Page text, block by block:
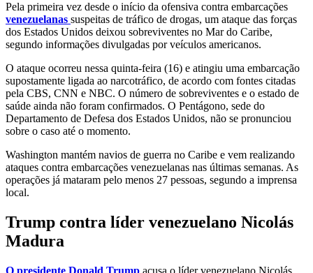
Pela primeira vez desde o início da ofensiva contra embarcações
venezuelanas suspeitas de tráfico de drogas, um ataque das forças
dos Estados Unidos deixou sobreviventes no Mar do Caribe,
segundo informações divulgadas por veículos americanos.
O ataque ocorreu nessa quinta-feira (16) e atingiu uma embarcação
supostamente ligada ao narcotráfico, de acordo com fontes citadas
pela CBS, CNN e NBC. O número de sobreviventes e o estado de
saúde ainda não foram confirmados. O Pentágono, sede do
Departamento de Defesa dos Estados Unidos, não se pronunciou
sobre o caso até o momento.
Washington mantém navios de guerra no Caribe e vem realizando
ataques contra embarcações venezuelanas nas últimas semanas. As
operações já mataram pelo menos 27 pessoas, segundo a imprensa
local.
Trump contra líder venezuelano Nicolás
Madura